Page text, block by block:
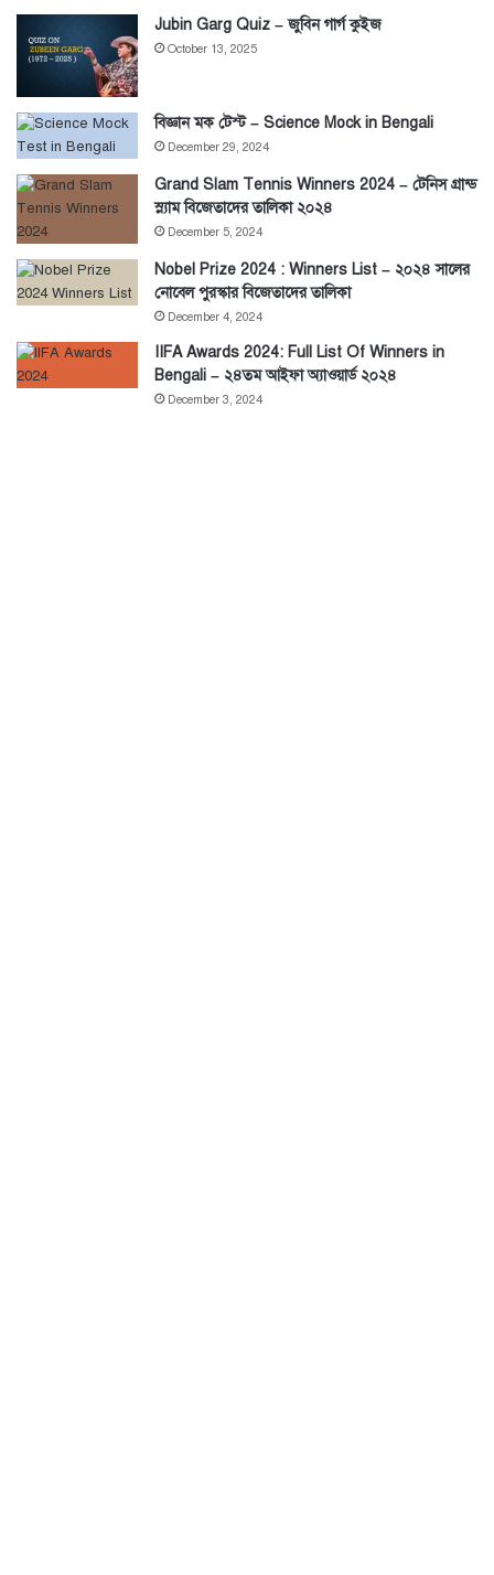
Jubin Garg Quiz – জুবিন গার্গ কুইজ
October 13, 2025
বিজ্ঞান মক টেস্ট – Science Mock in Bengali
December 29, 2024
Grand Slam Tennis Winners 2024 – টেনিস গ্রান্ড
স্ল্যাম বিজেতাদের তালিকা ২০২৪
December 5, 2024
Nobel Prize 2024 : Winners List – ২০২৪ সালের
নোবেল পুরস্কার বিজেতাদের তালিকা
December 4, 2024
IIFA Awards 2024: Full List Of Winners in
Bengali – ২৪তম আইফা অ্যাওয়ার্ড ২০২৪
December 3, 2024